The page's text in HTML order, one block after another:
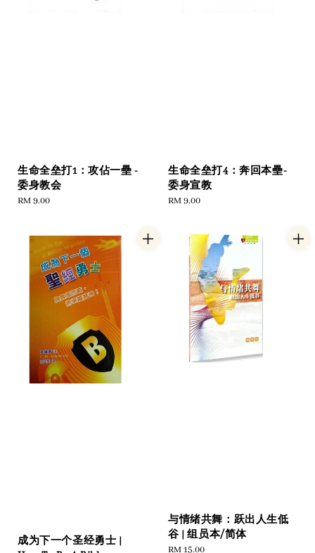
生命全垒打1：攻佔一壘 -
委身教会
Regular
RM 9.00
生命全垒打4：奔回本壘-
委身宣教
Regular
RM 9.00
成为下一个圣经勇士 |
与情绪共舞：跃出人生低
谷 | 组员本/简体
Regular
RM 15.00